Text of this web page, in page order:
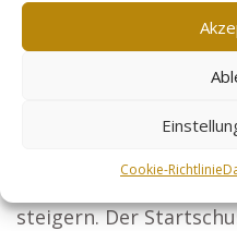
Cookie-Richtlinie
Steuerberater: Lassen
Privatpersonen Ihre
entdecken.
Events und
Sie jedes Produkt, um
steigern. Der